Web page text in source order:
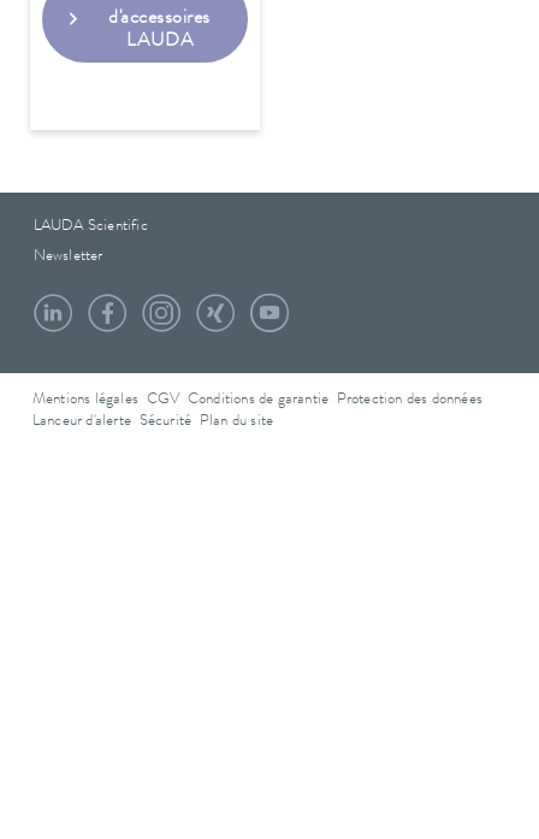
d'accessoires
LAUDA
LAUDA Scientific
Newsletter
Mentions légales CGV Conditions de garantie
Protection des données
Lanceur d'alerte Sécurité Plan du site